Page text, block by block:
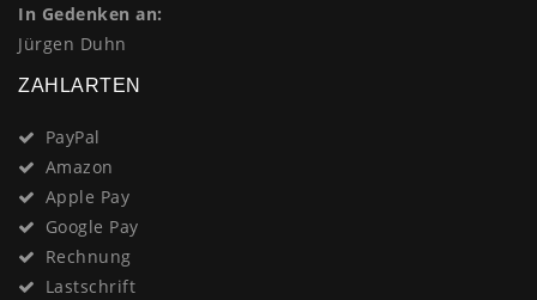
In Gedenken an:
Jürgen Duhn
ZAHLARTEN
PayPal
Amazon
Apple Pay
Google Pay
Rechnung
Lastschrift